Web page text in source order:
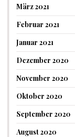
März 2021
Februar 2021
Januar 2021
Dezember 2020
November 2020
Oktober 2020
September 2020
August 2020